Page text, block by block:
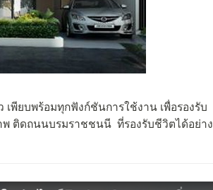
พียบพร้อมทุกฟังก์ชันการใช้งาน เพื่อรองรับ
ติดถนนบรมราชชนนี ที่รองรับชีวิตได้อย่าง